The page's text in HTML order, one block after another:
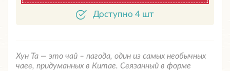
Доступно 4 шт
Хун Та — это чай – пагода, один из самых необычных
чаев, придуманных в Китае. Связанный в форме